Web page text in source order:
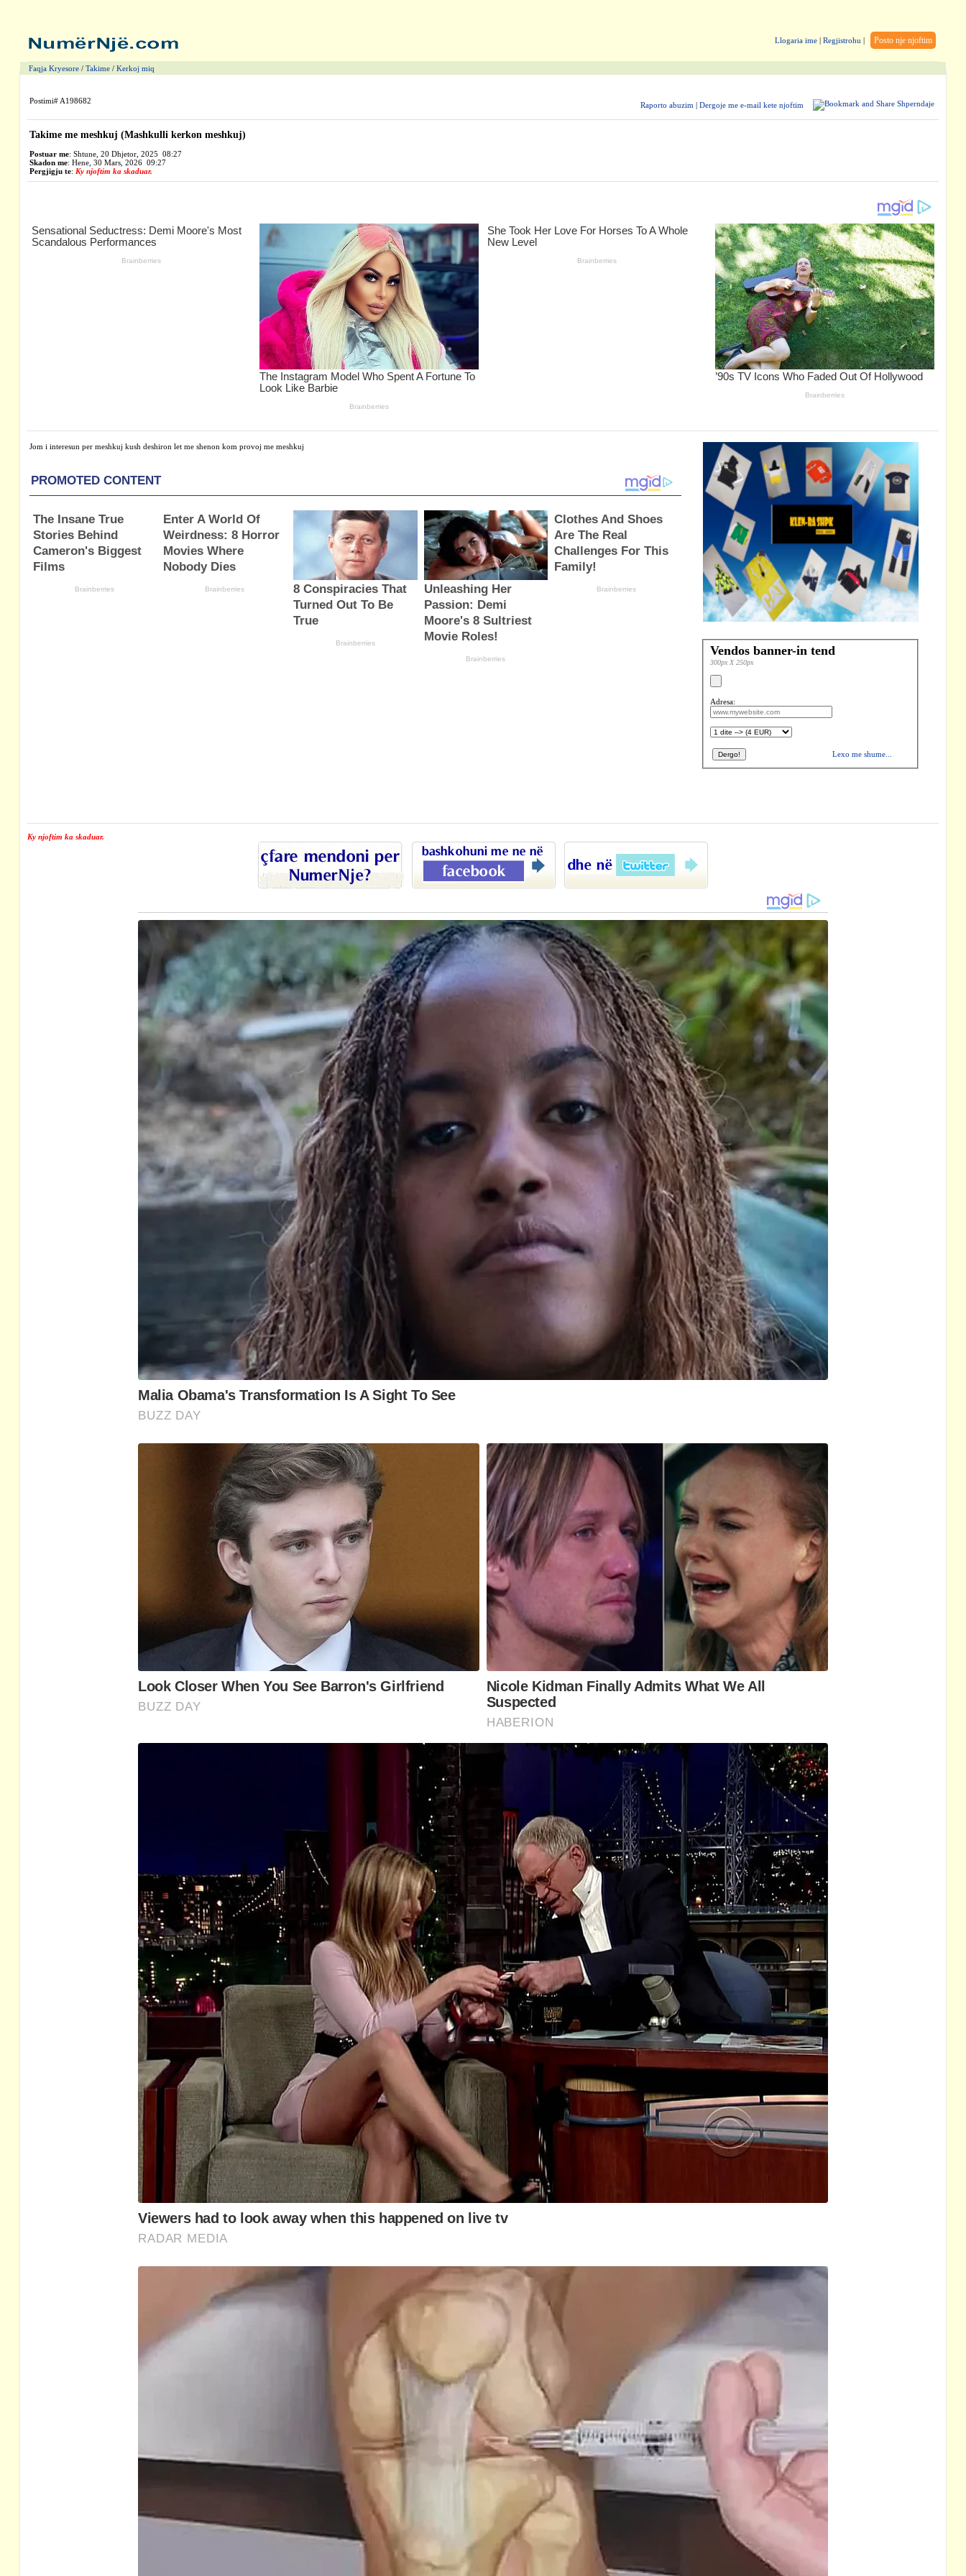
Llogaria ime | Regjistrohu | Posto nje njoftim
Faqja Kryesore / Takime / Kerkoj miq
Postimi# A198682 Raporto abuzim | Dergoje me e-mail kete njoftim Shperndaje
Takime me meshkuj (Mashkulli kerkon meshkuj)
Postuar me: Shtune, 20 Dhjetor, 2025 08:27
Skadon me: Hene, 30 Mars, 2026 09:27
Pergjigju te: Ky njoftim ka skaduar.
Jom i interesun per meshkuj kush deshiron let me shenon kom provoj me meshkuj
Vendos banner-in tend
300px X 250px
Adresa:
Lexo me shume...
Ky njoftim ka skaduar.